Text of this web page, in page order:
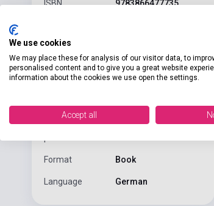
ISBN 9783866477735
Pages
Binding Soft cover
Date of
Format Book
Language German
We use cookies
We may place these for analysis of our visitor data, to
personalised content and to give you a great website
information about the cookies we use open the settings.
Accept all